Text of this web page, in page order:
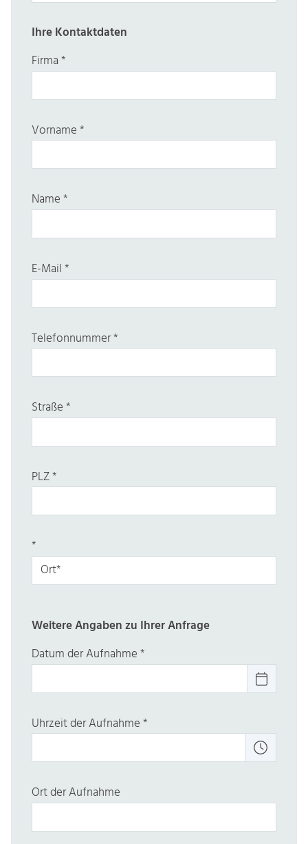
Ihre Kontaktdaten
Firma*
Vorname*
Name*
E-Mail*
Telefonnummer*
Straße*
PLZ*
*
Weitere Angaben zu Ihrer Anfrage
Datum der Aufnahme*
Uhrzeit der Aufnahme*
Ort der Aufnahme